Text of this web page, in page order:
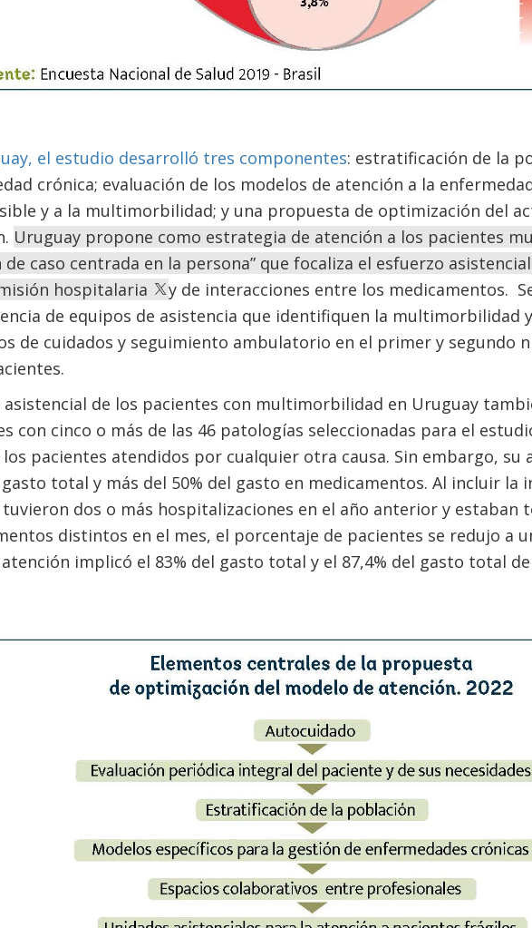
el estudio desarrolló tres componentes: estratificación de la
crónica; evaluación de los modelos de atención a la
y a la multimorbilidad; y una propuesta de optimización del
Uruguay propone como estrategia de atención a los pacientes
de caso centrada en la persona” que focaliza el esfuerzo
hospitalaria
y de interacciones entre los medicamentos.
de equipos de asistencia que identifiquen la multimorbilidad
de cuidados y seguimiento ambulatorio en el primer y segundo
asistencial de los pacientes con multimorbilidad en Uruguay
con cinco o más de las 46 patologías seleccionadas para el
pacientes atendidos por cualquier otra causa. Sin embargo, su
gasto total y más del 50% del gasto en medicamentos. Al incluir la
tuvieron dos o más hospitalizaciones en el año anterior y estaban
distintos en el mes, el porcentaje de pacientes se redujo a
implicó el 83% del gasto total y el 87,4% del gasto total